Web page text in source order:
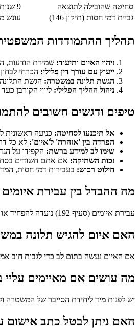
סחיטה שהובילה לתוצאה
9 שנות מאסר
גביית דמי חסות (תיקון 146)
עונש
תהליך ההתמודדות
זיהוי האיום ותיעוד: שמירת הודעות,
ייעוץ עם עורך דין פלילי: הכרחי
הגשת תלונה במשטרה: הגשת
ניהול ההליך הפלילי: ליווי הקורבן
טיפים ודגשים חשובים
אל תיכנעו לסחיטה: כניעה ראשונית
הפרדה בין 'אזהרה' ל'איום': לא כל
שימו לב למידע ברשת: הקפידו על
זכות השתיקה: אם אתם חשודים
חילוט רכוש: בעבירות דמי חסות,
מה ההבדל בין עבירת
עבירת איומים (סעיף 192) נועדה להפחיד או להקניט בלבד, ועונשה עד 3 שנים. סחיטה באיומים דורשת "מטרה" – הסוחט דורש מהקורבן לעשות משהו או להימנע ממשהו. בגלל המטרה הזו, העונש חמור בהרבה.
האם איום להגיש תלונה
אם האיום נעשה בתום לב כדי לגבות חוב
מה עושים אם מאיימים עליי
יש לפנות מיד ליחידת הסייבר של המשטרה
האם ניתן לבטל כתב אישום